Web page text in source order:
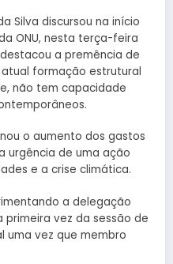
Silva discursou na início
ONU, nesta terça-feira
a premência de
formação estrutural
não tem capacidade
o aumento dos gastos
urgência de uma ação
e a crise climática.
a delegação
vez da sessão de
uma vez que membro